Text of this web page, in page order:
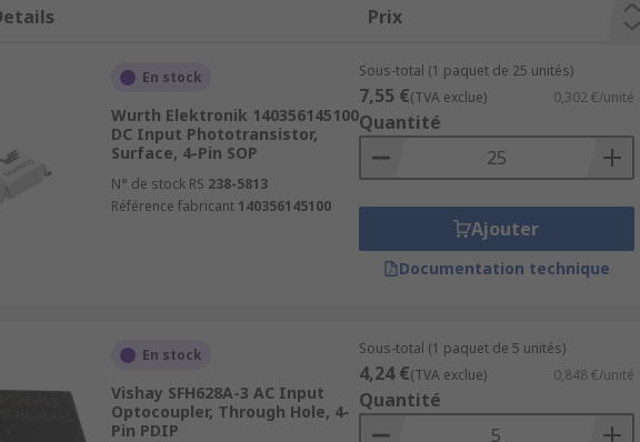
Prix
En stock
Wurth Elektronik 140356145100
DC Input Phototransistor,
Surface, 4-Pin SOP
N° de stock RS 238-5813
Référence fabricant 140356145100
Sous-total (1 paquet de 25 unités)
7,55 €(TVA exclue) 0,302 €/unité
Quantité
Ajouter
Documentation technique
En stock
Vishay SFH628A-3 AC Input
Optocoupler, Through Hole, 4-
Pin PDIP
Sous-total (1 paquet de 5 unités)
4,24 €(TVA exclue) 0,848 €/unité
Quantité